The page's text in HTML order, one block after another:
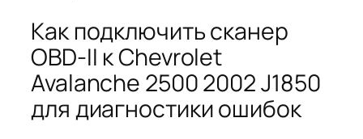
Как подключить сканер
OBD-II к Chevrolet
Avalanche 2500 2002 J1850
для диагностики ошибок